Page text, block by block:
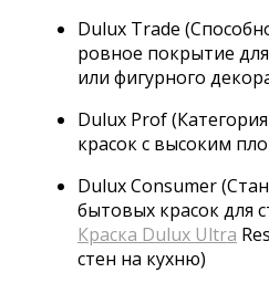
Dulux Trade
ровное покрытие
или фигурного
Dulux Prof
красок с высоким
Dulux Consumer
бытовых красок для
Краска Dulux Ultra
стен на кухню)